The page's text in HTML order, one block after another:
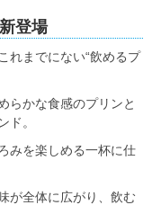
登場
れまでにない“飲めるプ
らかな食感のプリンと
ド。
みを楽しめる一杯に仕
が全体に広がり、飲む